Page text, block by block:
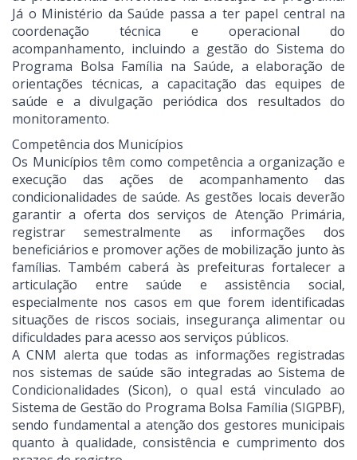
Já o Ministério da Saúde passa a ter papel central na
coordenação técnica e operacional do
acompanhamento, incluindo a gestão do Sistema do
Programa Bolsa Família na Saúde, a elaboração de
orientações técnicas, a capacitação das equipes de
saúde e a divulgação periódica dos resultados do
monitoramento.
Competência dos Municípios
Os Municípios têm como competência a organização e
execução das ações de acompanhamento das
condicionalidades de saúde. As gestões locais deverão
garantir a oferta dos serviços de Atenção Primária,
registrar semestralmente as informações dos
beneficiários e promover ações de mobilização junto às
famílias. Também caberá às prefeituras fortalecer a
articulação entre saúde e assistência social,
especialmente nos casos em que forem identificadas
situações de riscos sociais, insegurança alimentar ou
dificuldades para acesso aos serviços públicos.
A CNM alerta que todas as informações registradas
nos sistemas de saúde são integradas ao Sistema de
Condicionalidades (Sicon), o qual está vinculado ao
Sistema de Gestão do Programa Bolsa Família (SIGPBF),
sendo fundamental a atenção dos gestores municipais
quanto à qualidade, consistência e cumprimento dos